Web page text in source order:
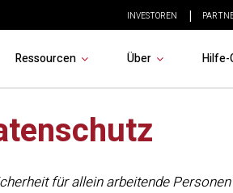
INVESTOREN
Ressourcen Über Hilfe-
für allein arbeitende Personen